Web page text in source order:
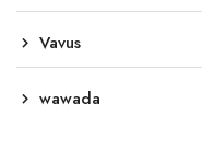
Vavus
wawada